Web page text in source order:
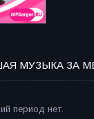
МУЗЫКА ЗА
период нет.